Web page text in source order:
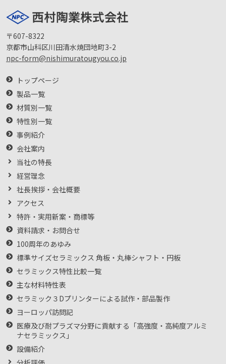
〒607-8322
京都市山科区川田清水焼団地町3-2
npc-form@nishimuratougyou.co.jp
トップページ
製品一覧
材質別一覧
特性別一覧
事例紹介
会社案内
当社の特長
経営理念
社長挨拶・会社概要
アクセス
特許・実用新案・商標等
資料請求・お問合せ
100周年のあゆみ
標準サイズセラミックス 角板・丸棒シャフト・円板
セラミックス特性比較一覧
主な材料特性表
セラミック３Dプリンターによる試作・部品製作
ヨーロッパ訪問記
医療及び耐プラズマ分野に貢献する「高強度・高純度アルミ
ナセラミックス」
設備紹介